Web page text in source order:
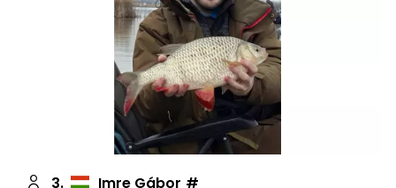
3.
Imre Gábor